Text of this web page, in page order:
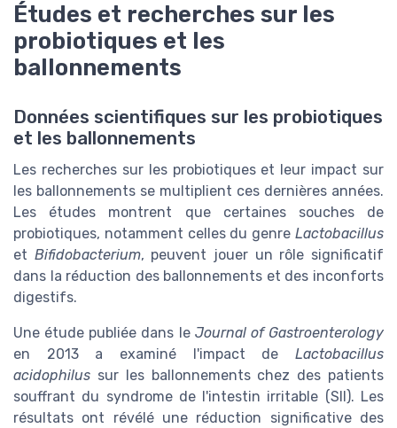
Études et recherches sur les
probiotiques et les
ballonnements
Données scientifiques sur les probiotiques
et les ballonnements
Les recherches sur les probiotiques et leur impact sur
les ballonnements se multiplient ces dernières années.
Les études montrent que certaines souches de
probiotiques, notamment celles du genre Lactobacillus
et Bifidobacterium, peuvent jouer un rôle significatif
dans la réduction des ballonnements et des inconforts
digestifs.
Une étude publiée dans le Journal of Gastroenterology
en 2013 a examiné l'impact de Lactobacillus
acidophilus sur les ballonnements chez des patients
souffrant du syndrome de l'intestin irritable (SII). Les
résultats ont révélé une réduction significative des